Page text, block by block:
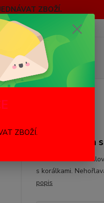
ZBOŽÍ.
Černá
Tématická
s korálkami.
popis
ZBOŽÍ.